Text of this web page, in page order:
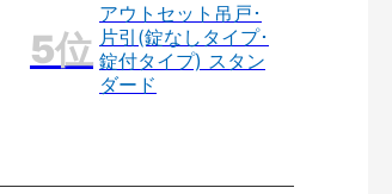
アウトセット吊戸･
片引(錠なしタイプ･
錠付タイプ) スタン
ダード